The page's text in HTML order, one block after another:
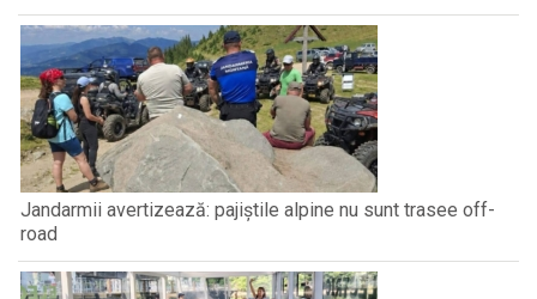
Jandarmii avertizează: pajiștile alpine nu sunt trasee off-
road